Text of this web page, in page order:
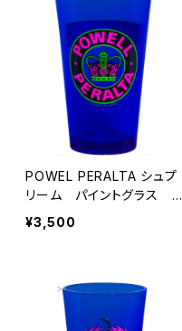
POWEL PERALTA シュプ
リーム パイントグラス ブ
ラックライト
¥3,500